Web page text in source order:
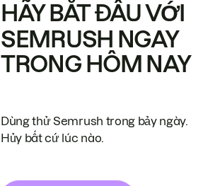
HÃY BẮT ĐẦU VỚI
SEMRUSH NGAY
TRONG HÔM NAY
Dùng thử Semrush trong bảy ngày.
Hủy bất cứ lúc nào.